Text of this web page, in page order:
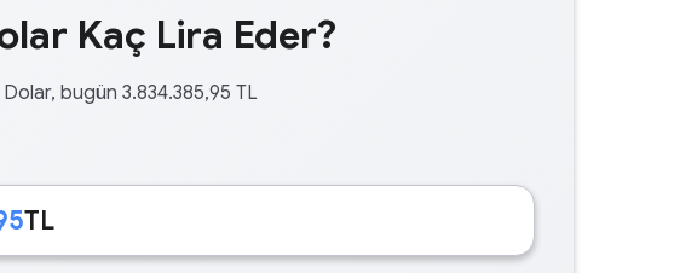
Kaç Lira Eder?
bugün 3.834.385,95 TL
TL